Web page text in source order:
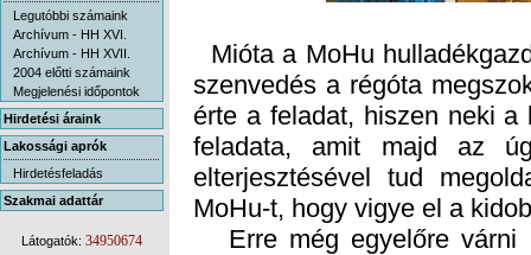
Legutóbbi számaink
Archívum - HH XVI.
Archívum - HH XVII.
2004 előtti számaink
Megjelenési időpontok
Hirdetési áraink
Lakossági aprók
Hirdetésfeladás
Szakmai adattár
Látogatók: 34950674
Mióta a MoHu
szenvedés a régóta
érte a feladat, hiszen neki
feladata, amit majd az
elterjesztésével tud
MoHu-t, hogy vigye el a
Erre még egyelőre várni
cégnek a korábbi években
Ezért próbálták bevezetni
amelynél a lomokat a